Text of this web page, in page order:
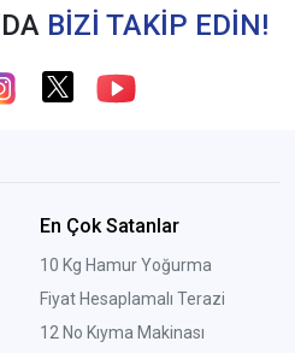
BİZİ TAKİP EDİN!
En Çok Satanlar
10 Kg Hamur Yoğurma
Fiyat Hesaplamalı Terazi
12 No Kıyma Makinası